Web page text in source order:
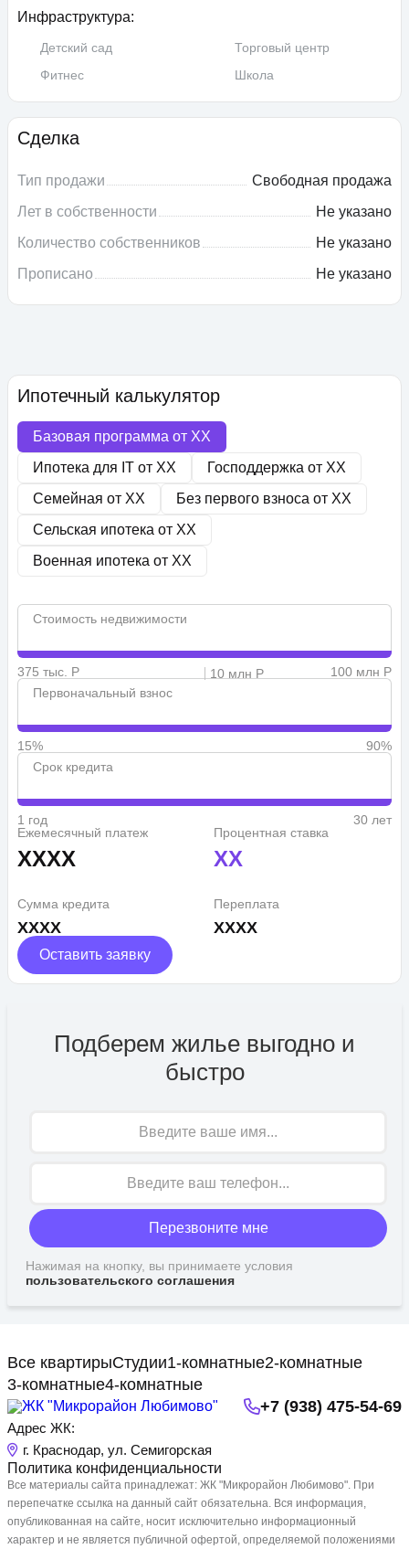
Инфраструктура:
Детский сад
Торговый центр
Фитнес
Школа
Сделка
Тип продажи
Свободная продажа
Лет в собственности
Не указано
Количество собственников
Не указано
Прописано
Не указано
Ипотечный калькулятор
Базовая программа от XX
Ипотека для IT от XX Господдержка от XX
Семейная от XX Без первого взноса от XX
Сельская ипотека от XX
Военная ипотека от XX
Стоимость недвижимости
375 тыс. Р 10 млн Р
100 млн Р
Первоначальный взнос
15%
90%
Срок кредита
1 год
30 лет
Ежемесячный платеж
XXXX
Процентная ставка
XX
Сумма кредита
XXXX
Переплата
XXXX
Оставить заявку
Подберем жилье выгодно и
быстро
Перезвоните мне
Нажимая на кнопку, вы принимаете условия
пользовательского соглашения
Все квартирыСтудии1-комнатные2-комнатные
3-комнатные4-комнатные
Адрес ЖК:
г. Краснодар, ул. Семигорская
+7 (938) 475-54-69
Политика конфиденциальности
Все материалы сайта принадлежат: ЖК "Микрорайон Любимово". При
перепечатке ссылка на данный сайт обязательна. Вся информация,
опубликованная на сайте, носит исключительно информационный
характер и не является публичной офертой, определяемой положениями